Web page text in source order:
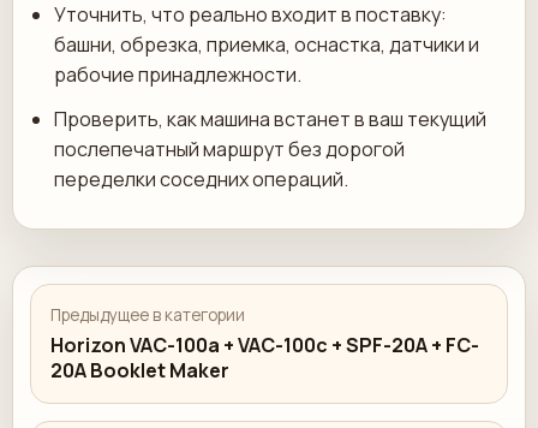
Уточнить, что реально входит в поставку:
башни, обрезка, приемка, оснастка, датчики и
рабочие принадлежности.
Проверить, как машина встанет в ваш текущий
послепечатный маршрут без дорогой
переделки соседних операций.
Предыдущее в категории
Horizon VAC-100a + VAC-100c + SPF-20A + FC-
20A Booklet Maker